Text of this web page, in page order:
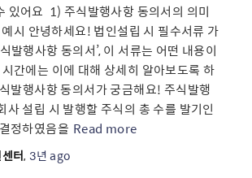
있어요 ​ 1) 주식발행사항 동의서의 의미
시 안녕하세요! 법인설립 시 필수서류 가
발행사항 동의서’, 이 서류는 어떤 내용이
간에는 이에 대해 상세히 알아보도록 하
발행사항 동의서가 궁금해요! 주식발행
사 설립 시 발행할 주식의 총 수를 발기인
정하였음을 Read more
터,3년 ago